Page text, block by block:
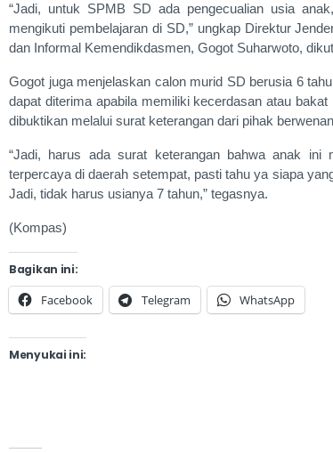
“Jadi, untuk SPMB SD ada pengecualian usia
mengikuti pembelajaran di SD,” ungkap Direktur
dan Informal Kemendikdasmen, Gogot Suharwoto,
Gogot juga menjelaskan calon murid SD berusia 6
dapat diterima apabila memiliki kecerdasan atau
dibuktikan melalui surat keterangan dari pihak
“Jadi, harus ada surat keterangan bahwa anak
terpercaya di daerah setempat, pasti tahu ya siapa
Jadi, tidak harus usianya 7 tahun,” tegasnya.
(Kompas)
Bagikan ini:
Facebook Telegram WhatsApp
Menyukai ini: